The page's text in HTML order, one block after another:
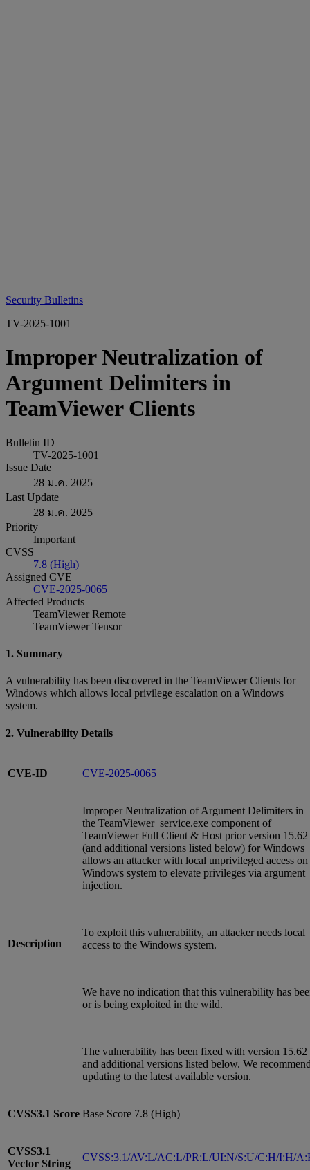
Security Bulletins
TV-2025-1001
Improper Neutralization of
Argument Delimiters in
TeamViewer Clients
Bulletin ID
TV-2025-1001
Issue Date
28 ม.ค. 2025
Last Update
28 ม.ค. 2025
Priority
Important
CVSS
7.8 (High)
Assigned CVE
CVE-2025-0065
Affected Products
TeamViewer Remote
TeamViewer Tensor
1. Summary
A vulnerability has been discovered in the TeamViewer Clients for
Windows which allows local privilege escalation on a Windows
system.
2. Vulnerability Details
CVE-ID CVE-2025-0065
Description
Improper Neutralization of Argument Delimiters in
the TeamViewer_service.exe component of
TeamViewer Full Client & Host prior version 15.62
(and additional versions listed below) for Windows
allows an attacker with local unprivileged access on
Windows system to elevate privileges via argument
injection.
To exploit this vulnerability, an attacker needs local
access to the Windows system.
We have no indication that this vulnerability has
or is being exploited in the wild.
The vulnerability has been fixed with version 15.62
and additional versions listed below. We
updating to the latest available version.
CVSS3.1 Score Base Score 7.8 (High)
CVSS3.1
Vector String
CVSS:3.1/AV:L/AC:L/PR:L/UI:N/S:U/C:H/I:H/